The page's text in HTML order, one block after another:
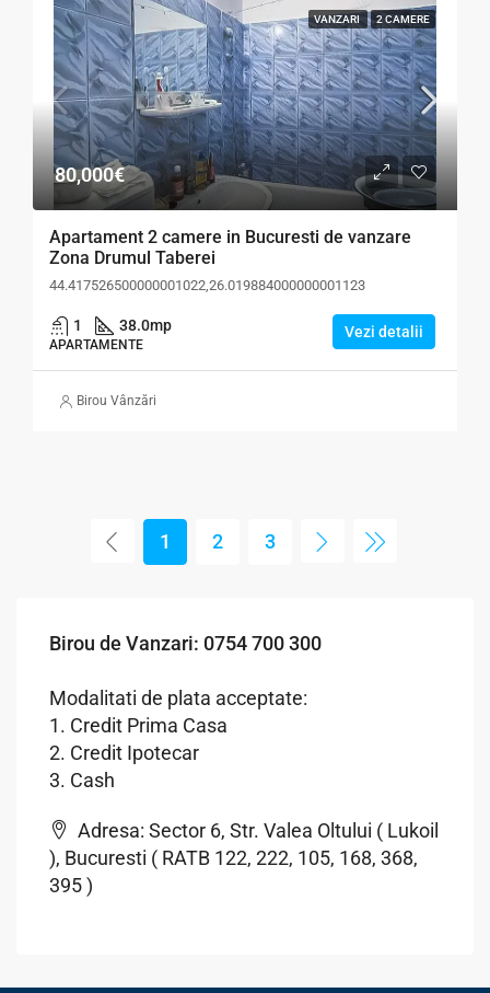
VANZARI 2 CAMERE
80,000€
Apartament 2 camere in Bucuresti de vanzare
Zona Drumul Taberei
44.417526500000001022,26.019884000000001123
1 38.0mp
APARTAMENTE
Vezi detalii
Birou Vânzări
1 2 3
Birou de Vanzari: 0754 700 300
Modalitati de plata acceptate:
1. Credit Prima Casa
2. Credit Ipotecar
3. Cash
Adresa: Sector 6, Str. Valea Oltului ( Lukoil
), Bucuresti ( RATB 122, 222, 105, 168, 368,
395 )